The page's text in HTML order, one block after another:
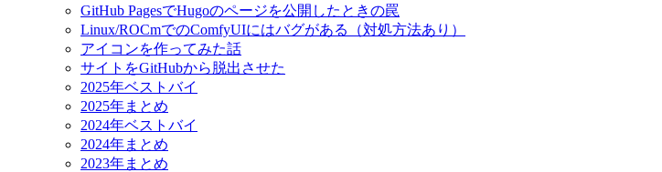
GitHub PagesでHugoのページを公開したときの罠
Linux/ROCmでのComfyUIにはバグがある（対処方法あり）
アイコンを作ってみた話
サイトをGitHubから脱出させた
2025年ベストバイ
2025年まとめ
2024年ベストバイ
2024年まとめ
2023年まとめ